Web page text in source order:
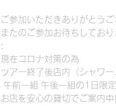
ご参加いただきありがとうご
またのご参加お待ちしており
:
現在コロナ対策の為
ツアー終了後店内（シャワ
午前一組 午後一組の1日限
お店を安心の貸切でご案内中!